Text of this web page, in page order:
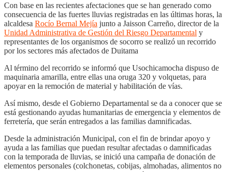
Con base en las recientes afectaciones que se han generado como
consecuencia de las fuertes lluvias registradas en las últimas horas, la
alcaldesa Rocío Bernal Mejía junto a Jaisson Carreño, director de la
Unidad Administrativa de Gestión del Riesgo Departamental y
representantes de los organismos de socorro se realizó un recorrido
por los sectores más afectados de Duitama
Al término del recorrido se informó que Usochicamocha dispuso de
maquinaria amarilla, entre ellas una oruga 320 y volquetas, para
apoyar en la remoción de material y habilitación de vías.
Así mismo, desde el Gobierno Departamental se da a conocer que se
está gestionando ayudas humanitarias de emergencia y elementos de
ferretería, que serán entregados a las familias damnificadas.
Desde la administración Municipal, con el fin de brindar apoyo y
ayuda a las familias que puedan resultar afectadas o damnificadas
con la temporada de lluvias, se inició una campaña de donación de
elementos personales (colchonetas, cobijas, almohadas, alimentos no